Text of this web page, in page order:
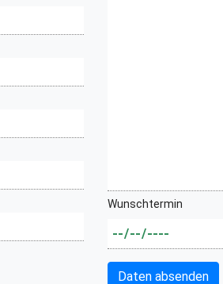
Wunschtermin
Daten absenden